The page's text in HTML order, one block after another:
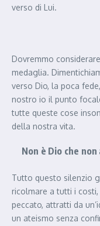
verso di Lui.
Dovremmo
medaglia.
verso Dio, la poca
nostro io il punto
tutte queste cose
della nostra vita.
Non è Dio che
Tutto questo silenzio
ricolmare a tutti i
peccato, attratti da
un ateismo senza